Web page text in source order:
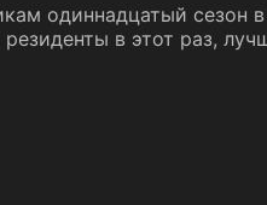
одиннадцатый
в этот раз,